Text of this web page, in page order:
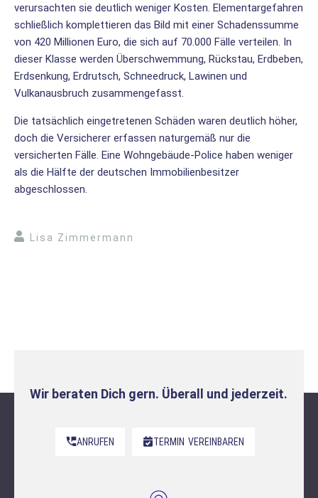
verursachten sie deutlich weniger Kosten. Elementargefahren
schließlich komplettieren das Bild mit einer Schadenssumme
von 420 Millionen Euro, die sich auf 70.000 Fälle verteilen. In
dieser Klasse werden Überschwemmung, Rückstau, Erdbeben,
Erdsenkung, Erdrutsch, Schneedruck, Lawinen und
Vulkanausbruch zusammengefasst.
Die tatsächlich eingetretenen Schäden waren deutlich höher,
doch die Versicherer erfassen naturgemäß nur die
versicherten Fälle. Eine Wohngebäude-Police haben weniger
als die Hälfte der deutschen Immobilienbesitzer
abgeschlossen.
Lisa Zimmermann
Wir beraten Dich gern. Überall und jederzeit.
ANRUFEN TERMIN VEREINBAREN